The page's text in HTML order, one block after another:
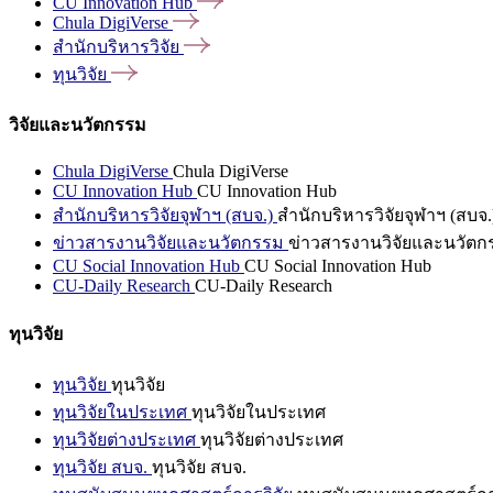
Chula DigiVerse
สำนักบริหารวิจัย
ทุนวิจัย
วิจัยและนวัตกรรม
Chula DigiVerse Chula DigiVerse
CU Innovation Hub CU Innovation Hub
สำนักบริหารวิจัยจุฬาฯ (สบจ.) สำนักบริหารวิจัยจุฬาฯ (สบจ
ข่าวสารงานวิจัยและนวัตกรรม ข่าวสารงานวิจัยและนวัตก
CU Social Innovation Hub CU Social Innovation Hub
CU-Daily Research CU-Daily Research
ทุนวิจัย
ทุนวิจัย ทุนวิจัย
ทุนวิจัยในประเทศ ทุนวิจัยในประเทศ
ทุนวิจัยต่างประเทศ ทุนวิจัยต่างประเทศ
ทุนวิจัย สบจ. ทุนวิจัย สบจ.